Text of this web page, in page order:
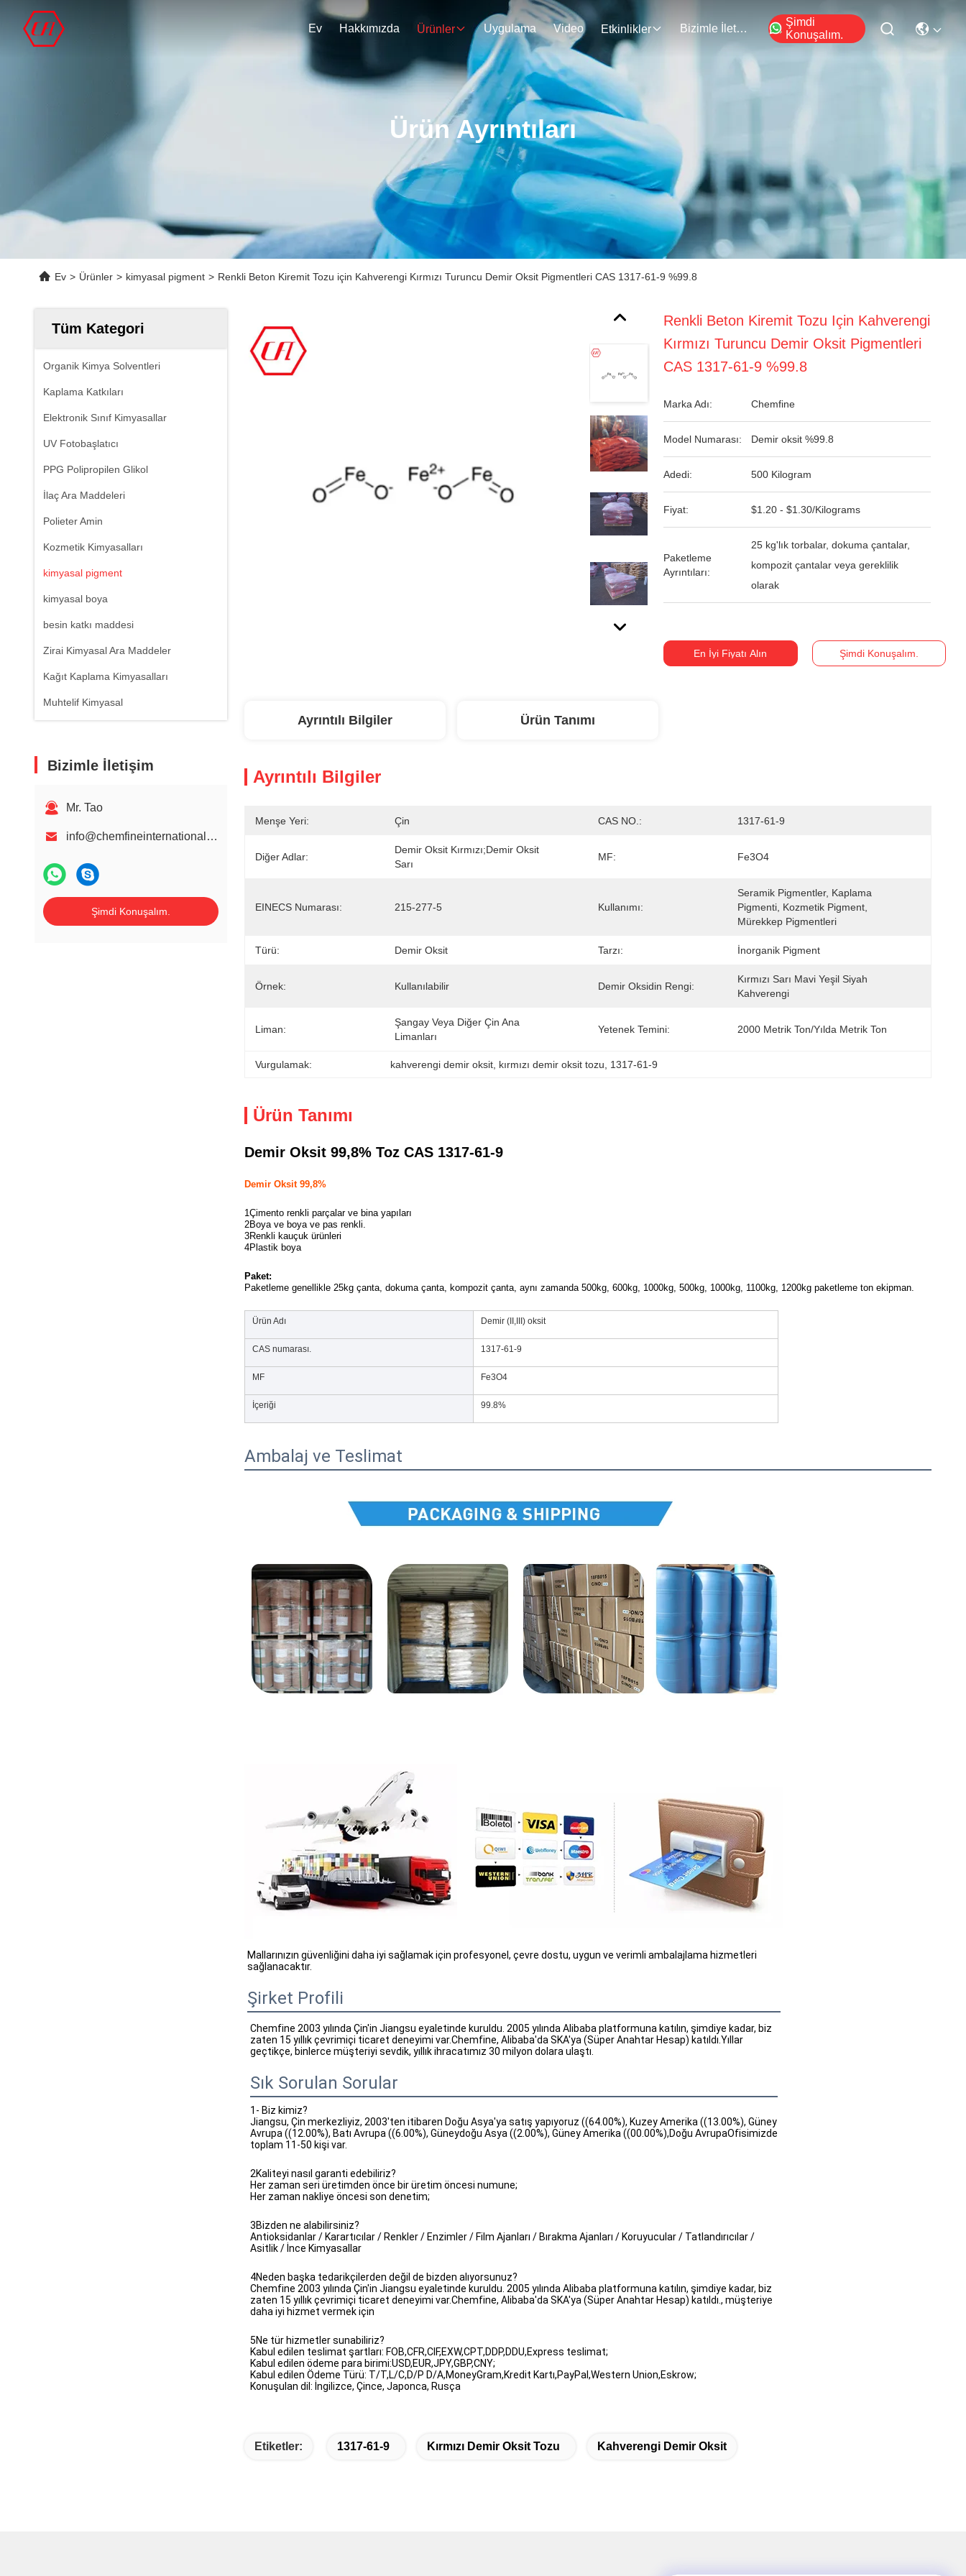
Ev Hakkımızda Ürünler Uygulama Video Etkinlikler Bizimle İletişim
Şimdi
Konuşalım.
Ürün Ayrıntıları
Ev > Ürünler > kimyasal pigment > Renkli Beton Kiremit Tozu için Kahverengi Kırmızı Turuncu Demir Oksit Pigmentleri CAS 1317-61-9 %99.8
Tüm Kategori
Organik Kimya Solventleri
Kaplama Katkıları
Elektronik Sınıf Kimyasallar
UV Fotobaşlatıcı
PPG Polipropilen Glikol
İlaç Ara Maddeleri
Polieter Amin
Kozmetik Kimyasalları
kimyasal pigment
kimyasal boya
besin katkı maddesi
Zirai Kimyasal Ara Maddeler
Kağıt Kaplama Kimyasalları
Muhtelif Kimyasal
Bizimle İletişim
Mr. Tao
info@chemfineinternational.com
Şimdi Konuşalım.
Renkli Beton Kiremit Tozu Için Kahverengi
Kırmızı Turuncu Demir Oksit Pigmentleri
CAS 1317-61-9 %99.8
Marka Adı: Chemfine
Model Numarası: Demir oksit %99.8
Adedi: 500 Kilogram
Fiyat: $1.20 - $1.30/Kilograms
Paketleme
Ayrıntıları:
25 kg'lık torbalar, dokuma çantalar,
kompozit çantalar veya gereklilik
olarak
En İyi Fiyatı Alın Şimdi Konuşalım.
Ayrıntılı Bilgiler Ürün Tanımı
Ayrıntılı Bilgiler
Menşe Yeri: Çin CAS NO.: 1317-61-9
Diğer Adlar:
Demir Oksit Kırmızı;Demir Oksit
Sarı
MF: Fe3O4
EINECS Numarası: 215-277-5 Kullanımı:
Seramik Pigmentler, Kaplama
Pigmenti, Kozmetik Pigment,
Mürekkep Pigmentleri
Türü: Demir Oksit Tarzı: İnorganik Pigment
Örnek: Kullanılabilir Demir Oksidin Rengi:
Kırmızı Sarı Mavi Yeşil Siyah
Kahverengi
Liman:
Şangay Veya Diğer Çin Ana
Limanları
Yetenek Temini: 2000 Metrik Ton/Yılda Metrik Ton
Vurgulamak: kahverengi demir oksit kırmızı demir oksit tozu 1317-61-9
Ürün Tanımı
Demir Oksit 99,8% Toz CAS 1317-61-9
Demir Oksit 99,8%
1Çimento renkli parçalar ve bina yapıları
2Boya ve boya ve pas renkli.
3Renkli kauçuk ürünleri
4Plastik boya
Paket:
Paketleme genellikle 25kg çanta, dokuma çanta, kompozit çanta, aynı zamanda 500kg, 600kg, 1000kg, 500kg, 1000kg, 1100kg, 1200kg paketleme ton ekipman.
Ürün Adı Demir (II,III) oksit
CAS numarası. 1317-61-9
MF Fe3O4
İçeriği 99.8%
Ambalaj ve Teslimat
Mallarınızın güvenliğini daha iyi sağlamak için profesyonel, çevre dostu, uygun ve verimli ambalajlama hizmetleri
sağlanacaktır.
Şirket Profili
Chemfine 2003 yılında Çin'in Jiangsu eyaletinde kuruldu. 2005 yılında Alibaba platformuna katılın, şimdiye kadar, biz
zaten 15 yıllık çevrimiçi ticaret deneyimi var.Chemfine, Alibaba'da SKA'ya (Süper Anahtar Hesap) katıldı.Yıllar
geçtikçe, binlerce müşteriyi sevdik, yıllık ihracatımız 30 milyon dolara ulaştı.
Sık Sorulan Sorular
1- Biz kimiz?
Jiangsu, Çin merkezliyiz, 2003'ten itibaren Doğu Asya'ya satış yapıyoruz ((64.00%), Kuzey Amerika ((13.00%), Güney
Avrupa ((12.00%), Batı Avrupa ((6.00%), Güneydoğu Asya ((2.00%), Güney Amerika ((00.00%),Doğu AvrupaOfisimizde
toplam 11-50 kişi var.
2Kaliteyi nasıl garanti edebiliriz?
Her zaman seri üretimden önce bir üretim öncesi numune;
Her zaman nakliye öncesi son denetim;
3Bizden ne alabilirsiniz?
Antioksidanlar / Karartıcılar / Renkler / Enzimler / Film Ajanları / Bırakma Ajanları / Koruyucular / Tatlandırıcılar /
Asitlik / İnce Kimyasallar
4Neden başka tedarikçilerden değil de bizden alıyorsunuz?
Chemfine 2003 yılında Çin'in Jiangsu eyaletinde kuruldu. 2005 yılında Alibaba platformuna katılın, şimdiye kadar, biz
zaten 15 yıllık çevrimiçi ticaret deneyimi var.Chemfine, Alibaba'da SKA'ya (Süper Anahtar Hesap) katıldı., müşteriye
daha iyi hizmet vermek için
5Ne tür hizmetler sunabiliriz?
Kabul edilen teslimat şartları: FOB,CFR,CIF,EXW,CPT,DDP,DDU,Express teslimat;
Kabul edilen ödeme para birimi:USD,EUR,JPY,GBP,CNY;
Kabul edilen Ödeme Türü: T/T,L/C,D/P D/A,MoneyGram,Kredit Kartı,PayPal,Western Union,Eskrow;
Konuşulan dil: İngilizce, Çince, Japonca, Rusça
Etiketler: 1317-61-9 Kırmızı Demir Oksit Tozu Kahverengi Demir Oksit